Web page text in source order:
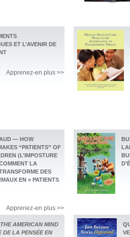
ET L’AVENIR DE
Apprenez-en plus >>
— HOW
“PATIENTS” OF
(L’IMPOSTURE
LA
DES
EN « PATIENTS
Apprenez-en plus >>
AMERICAN MIND
DE LA PENSÉE EN